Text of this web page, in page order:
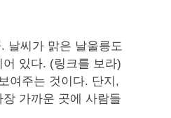
날씨가 맑은 날울릉도
있다. (링크를 보라)
여주는 것이다. 단지,
가까운 곳에 사람들